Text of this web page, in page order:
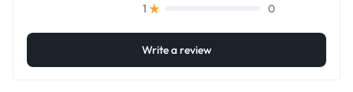
1
0
Write a review